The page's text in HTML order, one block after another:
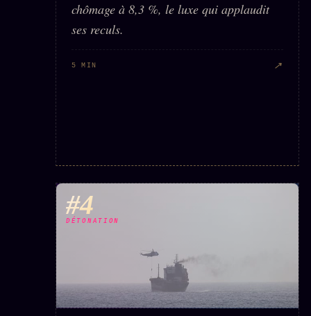
chômage à 8,3 %, le luxe qui applaudit
ses reculs.
5 MIN ↗
#4
DÉTONATION